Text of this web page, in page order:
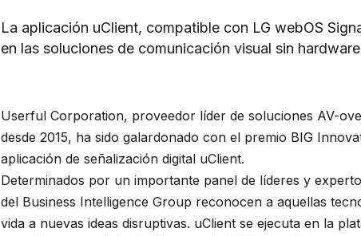
La aplicación uClient, compatible con LG webOS
en las soluciones de comunicación visual sin
Userful Corporation, proveedor líder de soluciones AV-
desde 2015, ha sido galardonado con el premio BIG
aplicación de señalización digital uClient.
Determinados por un importante panel de líderes y
del Business Intelligence Group reconocen a aquellas
vida a nuevas ideas disruptivas. uClient se ejecuta en la